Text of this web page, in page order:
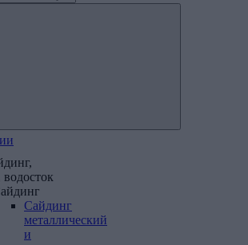
водосток
Сайдинг
металлический
и